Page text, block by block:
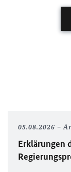
05.08.2026
Erklärungen